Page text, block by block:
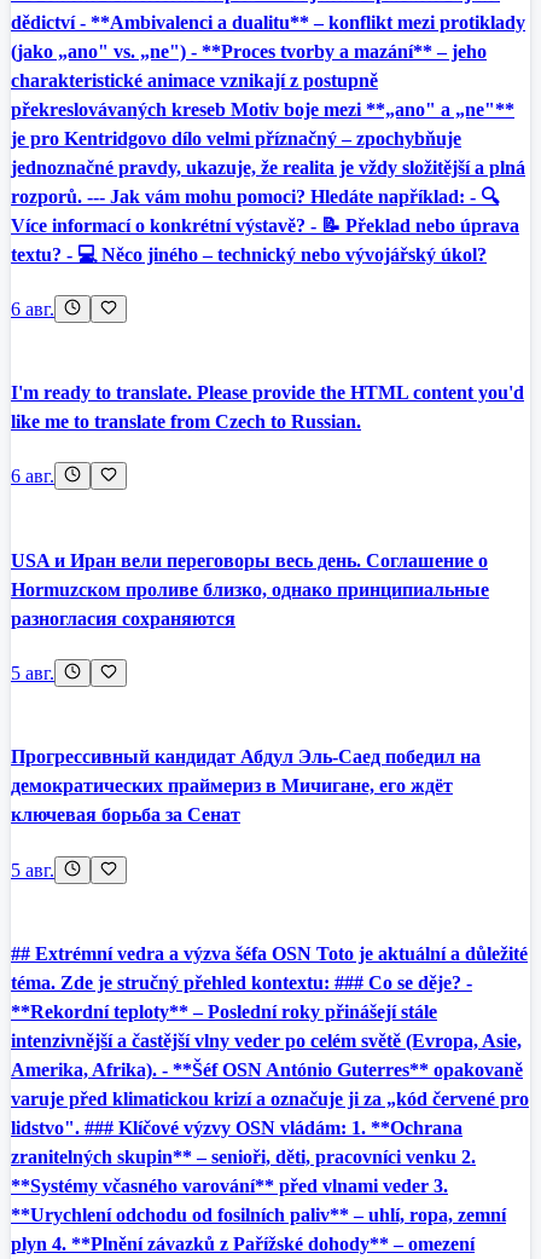
dědictví - **Ambivalenci a dualitu** – konflikt mezi protiklady
(jako „ano" vs. „ne") - **Proces tvorby a mazání** – jeho
charakteristické animace vznikají z postupně
překreslovávaných kreseb Motiv boje mezi **„ano" a „ne"**
je pro Kentridgovo dílo velmi příznačný – zpochybňuje
jednoznačné pravdy, ukazuje, že realita je vždy složitější a plná
rozporů. --- Jak vám mohu pomoci? Hledáte například: - 🔍
Více informací o konkrétní výstavě? - 📝 Překlad nebo úprava
textu? - 💻 Něco jiného – technický nebo vývojářský úkol?
6 авг.
I'm ready to translate. Please provide the HTML content you'd
like me to translate from Czech to Russian.
6 авг.
USA и Иран вели переговоры весь день. Соглашение о
Hormuzском проливе близко, однако принципиальные
разногласия сохраняются
5 авг.
Прогрессивный кандидат Абдул Эль-Саед победил на
демократических праймериз в Мичигане, его ждёт
ключевая борьба за Сенат
5 авг.
## Extrémní vedra a výzva šéfa OSN Toto je aktuální a důležité
téma. Zde je stručný přehled kontextu: ### Co se děje? -
**Rekordní teploty** – Poslední roky přinášejí stále
intenzivnější a častější vlny veder po celém světě (Evropa, Asie,
Amerika, Afrika). - **Šéf OSN António Guterres** opakovaně
varuje před klimatickou krizí a označuje ji za „kód červené pro
lidstvo". ### Klíčové výzvy OSN vládám: 1. **Ochrana
zranitelných skupin** – senioři, děti, pracovníci venku 2.
**Systémy včasného varování** před vlnami veder 3.
**Urychlení odchodu od fosilních paliv** – uhlí, ropa, zemní
plyn 4. **Plnění závazků z Pařížské dohody** – omezení